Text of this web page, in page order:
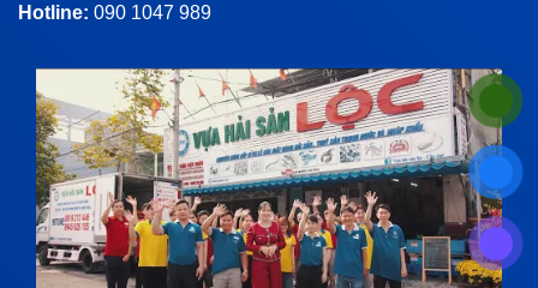
Hotline: 090 1047 989